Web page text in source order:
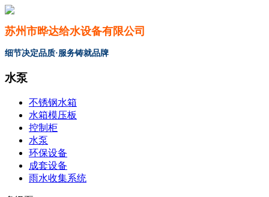
苏州市晔达给水设备有限公司
细节决定品质·服务铸就品牌
水泵
不锈钢水箱
水箱模压板
控制柜
水泵
环保设备
成套设备
雨水收集系统